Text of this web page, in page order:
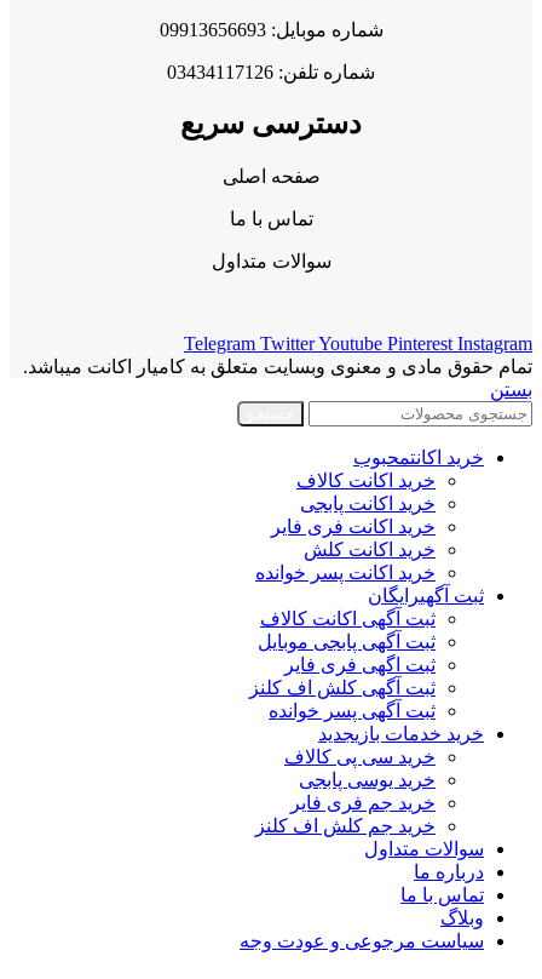
شماره موبایل: 09913656693
شماره تلفن: 03434117126
دسترسی سریع
صفحه اصلی
تماس با ما
سوالات متداول
Telegram TwitterYoutube Pinterest Instagram
تمام حقوق مادی و معنوی وبسایت متعلق به کامیار اکانت میباشد.
بستن
خرید اکانتمحبوب
خرید اکانت کالاف
خرید اکانت پابجی
خرید اکانت فری فایر
خرید اکانت کلش
خرید اکانت پسر خوانده
ثبت آگهیرایگان
ثبت آگهی اکانت کالاف
ثبت آگهی پابجی موبایل
ثبت اگهی فری فایر
ثبت آگهی کلش اف کلنز
ثبت آگهی پسر خوانده
خرید خدمات بازیجدید
خرید سی پی کالاف
خرید یوسی پابجی
خرید جم فری فایر
خرید جم کلش اف کلنز
سوالات متداول
درباره ما
تماس با ما
وبلاگ
سیاست مرجوعی و عودت وجه